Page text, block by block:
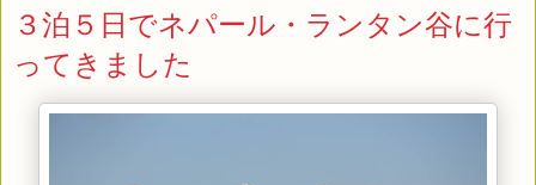
３泊５日でネパール・ランタン谷に行
ってきました